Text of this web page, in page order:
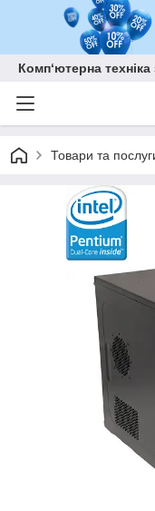
Комп‘ютерна
Товари та